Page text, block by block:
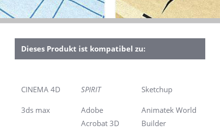
Dieses Produkt ist kompatibel zu:
CINEMA 4D SPIRIT Sketchup
3ds max
Adobe
Acrobat 3D
Animatek World
Builder